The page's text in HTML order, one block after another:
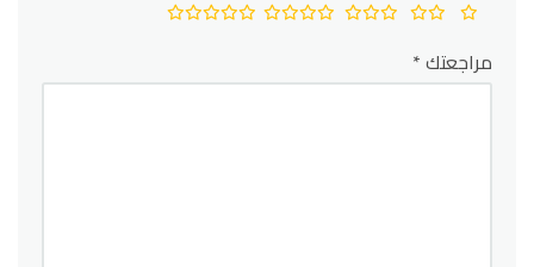
مراجعتك*